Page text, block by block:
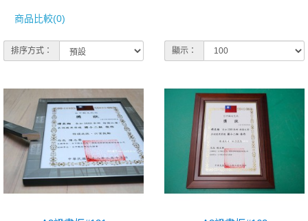
商品比較(0)
排序方式： 顯示：